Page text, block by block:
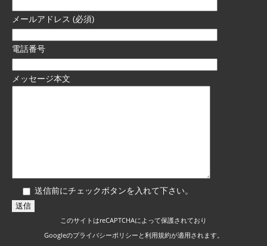
メールアドレス (必須)
電話番号
メッセージ本文
送信前にチェックボタンを入れて下さい。
このサイトはreCAPTCHAによって保護されており
Googleのプライバシーポリシー と利用規約が適用されます。